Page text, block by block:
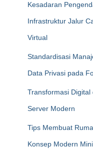
Kesadaran
Infrastruktur Jalur
Virtual
Standardisasi
Data Privasi pada
Transformasi
Server Modern
Tips Membuat
Konsep Modern